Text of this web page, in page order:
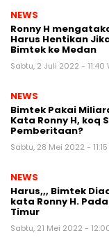
NEWS
Ronny H
Harus Hentikan
Bimtek ke Medan
Sabtu, 2 Juli 2022 - 11:40
NEWS
Bimtek Pakai
Kata Ronny H, koq
Pemberitaan?
Sabtu, 28 Mei 2022 - 11:15
NEWS
Harus,,, Bimtek
kata Ronny H.
Timur
Sabtu, 21 Mei 2022 -